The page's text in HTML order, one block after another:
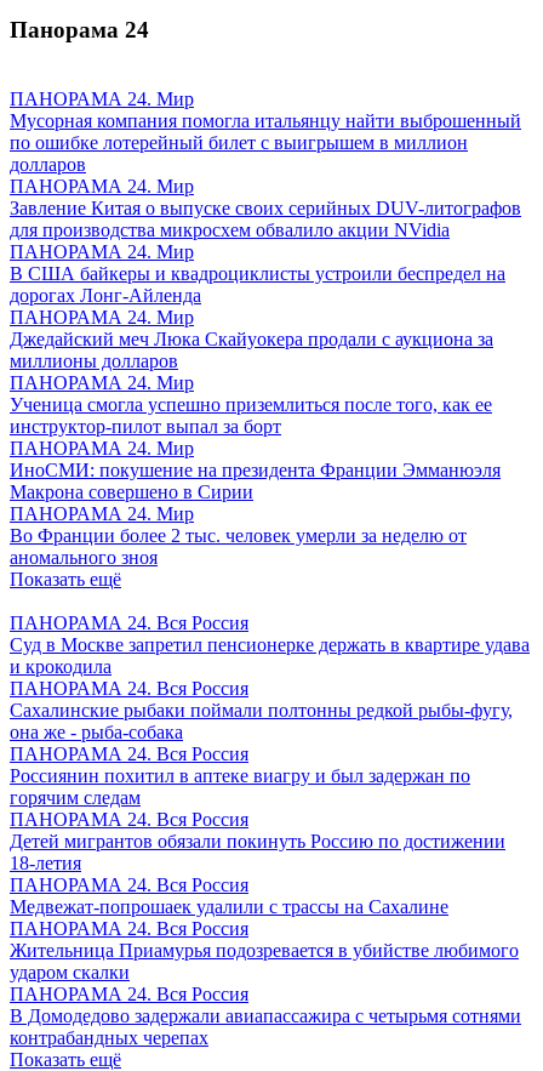
Панорама 24
ПАНОРАМА 24. Мир
Мусорная компания помогла итальянцу найти выброшенный
по ошибке лотерейный билет с выигрышем в миллион
долларов
ПАНОРАМА 24. Мир
Завление Китая о выпуске своих серийных DUV-литографов
для производства микросхем обвалило акции NVidia
ПАНОРАМА 24. Мир
В США байкеры и квадроциклисты устроили беспредел на
дорогах Лонг-Айленда
ПАНОРАМА 24. Мир
Джедайский меч Люка Скайуокера продали с аукциона за
миллионы долларов
ПАНОРАМА 24. Мир
Ученица смогла успешно приземлиться после того, как ее
инструктор-пилот выпал за борт
ПАНОРАМА 24. Мир
ИноСМИ: покушение на президента Франции Эмманюэля
Макрона совершено в Сирии
ПАНОРАМА 24. Мир
Во Франции более 2 тыс. человек умерли за неделю от
аномального зноя
Показать ещё
ПАНОРАМА 24. Вся Россия
Суд в Москве запретил пенсионерке держать в квартире удава
и крокодила
ПАНОРАМА 24. Вся Россия
Сахалинские рыбаки поймали полтонны редкой рыбы-фугу,
она же - рыба-собака
ПАНОРАМА 24. Вся Россия
Россиянин похитил в аптеке виагру и был задержан по
горячим следам
ПАНОРАМА 24. Вся Россия
Детей мигрантов обязали покинуть Россию по достижении
18-летия
ПАНОРАМА 24. Вся Россия
Медвежат-попрошаек удалили с трассы на Сахалине
ПАНОРАМА 24. Вся Россия
Жительница Приамурья подозревается в убийстве любимого
ударом скалки
ПАНОРАМА 24. Вся Россия
В Домодедово задержали авиапассажира с четырьмя сотнями
контрабандных черепах
Показать ещё